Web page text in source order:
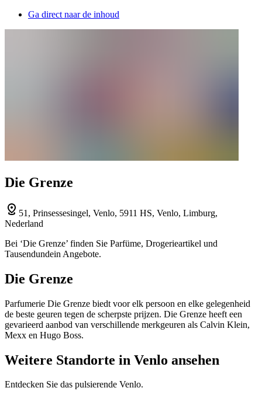
Ga direct naar de inhoud
Die Grenze
51, Prinsessesingel, Venlo, 5911 HS, Venlo, Limburg,
Nederland
Bei ‘Die Grenze’ finden Sie Parfüme, Drogerieartikel und
Tausendundein Angebote.
Die Grenze
Parfumerie Die Grenze biedt voor elk persoon en elke gelegenheid
de beste geuren tegen de scherpste prijzen. Die Grenze heeft een
gevarieerd aanbod van verschillende merkgeuren als Calvin Klein,
Mexx en Hugo Boss.
Weitere Standorte in Venlo ansehen
Entdecken Sie das pulsierende Venlo.